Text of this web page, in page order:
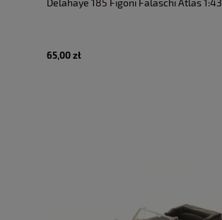
Delahaye 185 Figoni Falaschi Atlas 1:43
65,00 zł